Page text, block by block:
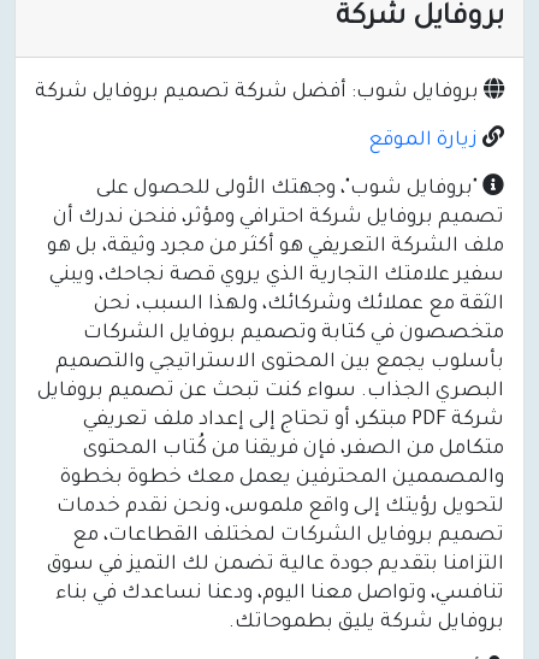
بروفايل شركة
بروفايل شوب: أفضل شركة تصميم بروفايل شركة
زيارة الموقع
"بروفايل شوب"، وجهتك الأولى للحصول على
تصميم بروفايل شركة احترافي ومؤثر، فنحن ندرك أن
ملف الشركة التعريفي هو أكثر من مجرد وثيقة، بل هو
سفير علامتك التجارية الذي يروي قصة نجاحك، ويبني
الثقة مع عملائك وشركائك، ولهذا السبب، نحن
متخصصون في كتابة وتصميم بروفايل الشركات
بأسلوب يجمع بين المحتوى الاستراتيجي والتصميم
البصري الجذاب. سواء كنت تبحث عن تصميم بروفايل
شركة PDF مبتكر، أو تحتاج إلى إعداد ملف تعريفي
متكامل من الصفر، فإن فريقنا من كُتاب المحتوى
والمصممين المحترفين يعمل معك خطوة بخطوة
لتحويل رؤيتك إلى واقع ملموس، ونحن نقدم خدمات
تصميم بروفايل الشركات لمختلف القطاعات، مع
التزامنا بتقديم جودة عالية تضمن لك التميز في سوق
تنافسي، وتواصل معنا اليوم، ودعنا نساعدك في بناء
بروفايل شركة يليق بطموحاتك.